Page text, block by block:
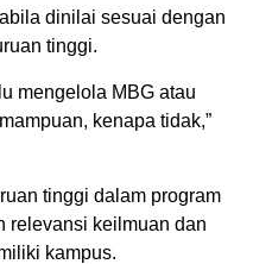
dinilai sesuai dengan
tinggi.
mengelola MBG atau
kenapa tidak,”
tinggi dalam program
relevansi keilmuan dan
kampus.